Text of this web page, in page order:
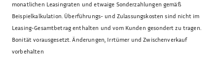
monatlichen Leasingraten und etwaige Sonderzahlungen gemäß
Beispielkalkulation. Überführungs- und Zulassungskosten sind nicht im
Leasing-Gesamtbetrag enthalten und vom Kunden gesondert zu tragen.
Bonität vorausgesetzt. Änderungen, Irrtümer und Zwischenverkauf
vorbehalten